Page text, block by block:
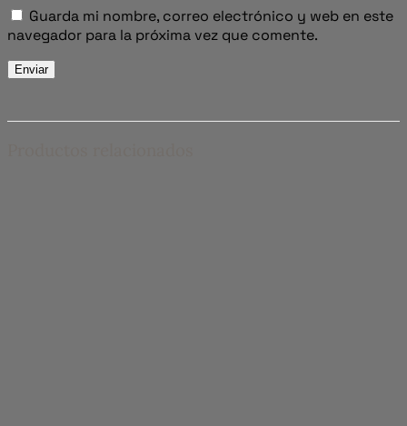
Guarda mi nombre, correo electrónico y web en este
navegador para la próxima vez que comente.